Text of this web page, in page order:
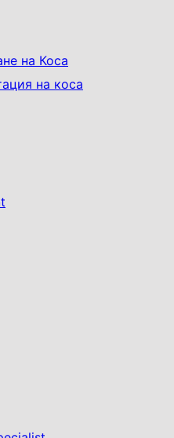
на Коса
на коса